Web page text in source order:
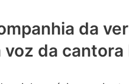
da
da cantora